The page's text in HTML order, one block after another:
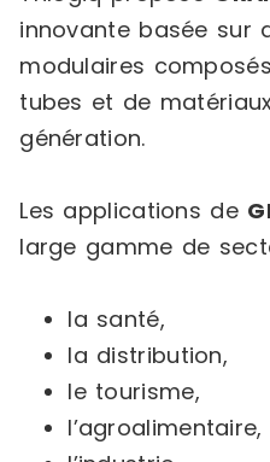
innovante basée sur
modulaires
tubes et de
génération.
Les applications de
large gamme de
la santé,
la distribution,
le tourisme,
l’agroalimentaire,